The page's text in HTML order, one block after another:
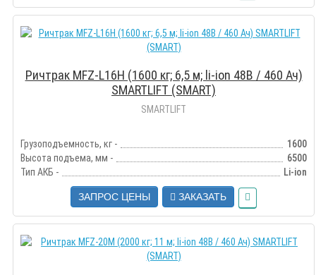
Ричтрак MFZ-L16H (1600 кг; 6,5 м; li-ion 48В / 460 Ач)
SMARTLIFT (SMART)
SMARTLIFT
Грузоподъемность, кг -
1600
Высота подъема, мм -
6500
Тип АКБ -
Li-ion
ЗАПРОС ЦЕНЫ ЗАКАЗАТЬ